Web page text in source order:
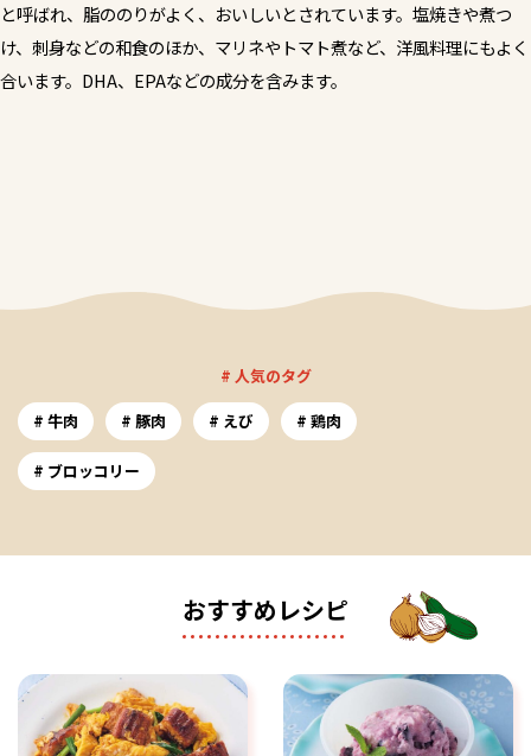
と呼ばれ、脂ののりがよく、おいしいとされています。塩焼きや煮つ
け、刺身などの和食のほか、マリネやトマト煮など、洋風料理にもよく
合います。DHA、EPAなどの成分を含みます。
# 人気のタグ
牛肉
豚肉 えび 鶏肉
ブロッコリー
おすすめレシピ